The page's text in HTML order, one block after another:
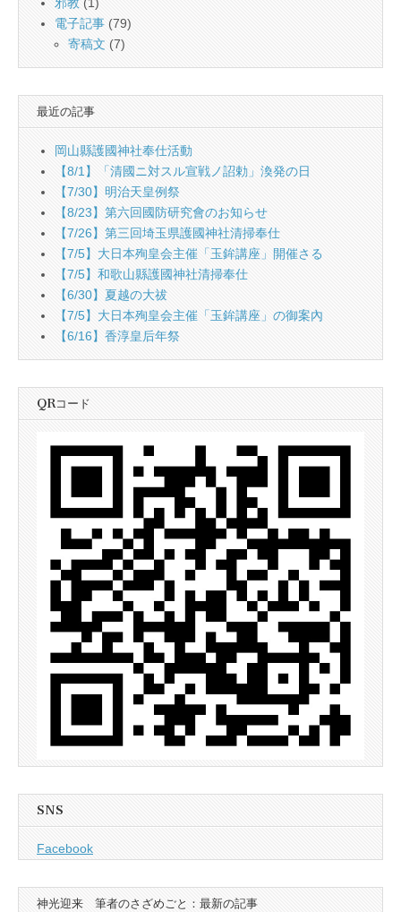
電子記事 (79)
寄稿文 (7)
最近の記事
岡山縣護國神社奉仕活動
【8/1】「清國ニ対スル宣戦ノ詔勅」渙発の日
【7/30】明治天皇例祭
【8/23】第六回國防研究會のお知らせ
【7/26】第三回埼玉県護國神社清掃奉仕
【7/5】大日本殉皇会主催「玉鉾講座」開催さる
【7/5】和歌山縣護國神社清掃奉仕
【6/30】夏越の大祓
【7/5】大日本殉皇会主催「玉鉾講座」の御案內
【6/16】香淳皇后年祭
QRコード
SNS
Facebook
神光迎来 筆者のさざめごと：最新の記事